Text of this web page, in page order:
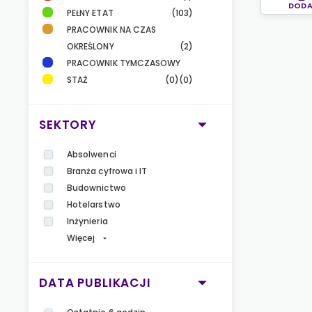
PEŁNY ETAT
(103)
PRACOWNIK NA CZAS
OKREŚLONY
(2)
PRACOWNIK TYMCZASOWY
(0)
STAŻ (0)
SEKTORY
Absolwenci
Branża cyfrowa i IT
Budownictwo
Hotelarstwo
Inżynieria
Więcej
DATA PUBLIKACJI